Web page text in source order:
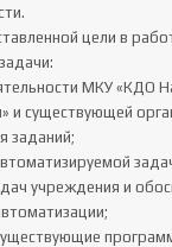
цели в
МКУ «КДО
и существующей
заданий;
учреждения и